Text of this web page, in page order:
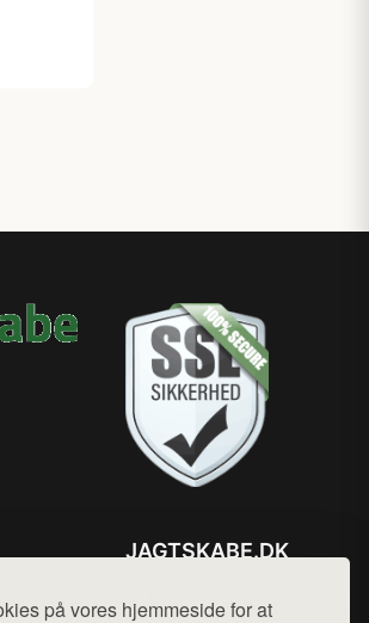
på vores hjemmeside for at
JAGTSKABE.DK